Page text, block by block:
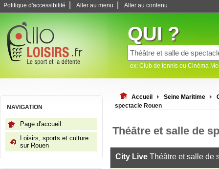
Politique d'accessibilité Aller au menu Aller au contenu
QUI ?
ex: Club de tennis ou Cinéma
NAVIGATION
Page d'accueil
Loisirs, sports et culture
sur Rouen
Accueil Seine Maritime
spectacle Rouen
Théâtre et salle de
City Live Théâtre et salle de